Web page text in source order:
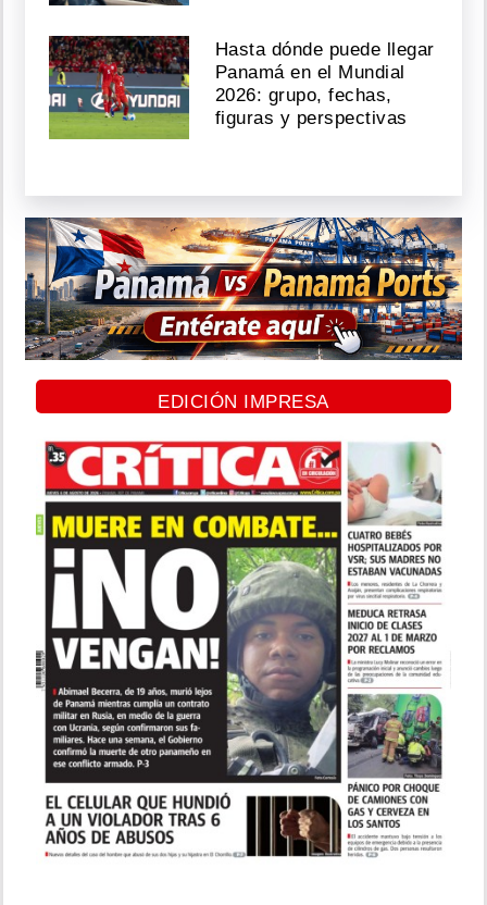
Hasta dónde puede llegar
Panamá en el Mundial
2026: grupo, fechas,
figuras y perspectivas
EDICIÓN IMPRESA